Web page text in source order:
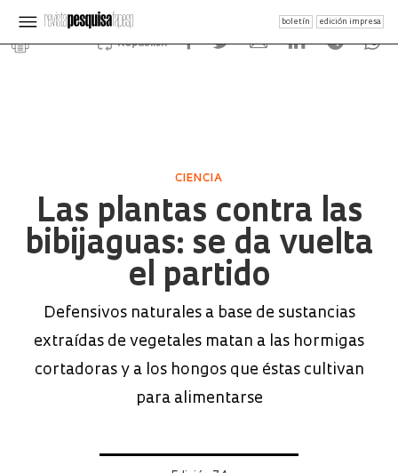
boletín edición impresa
Republish
CIENCIA
Las plantas contra las
bibijaguas: se da vuelta
el partido
Defensivos naturales a base de sustancias
extraídas de vegetales matan a las hormigas
cortadoras y a los hongos que éstas cultivan
para alimentarse